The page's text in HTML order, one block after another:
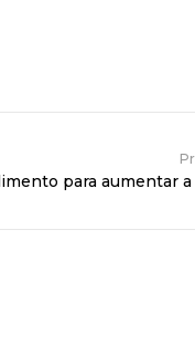
para aumentar